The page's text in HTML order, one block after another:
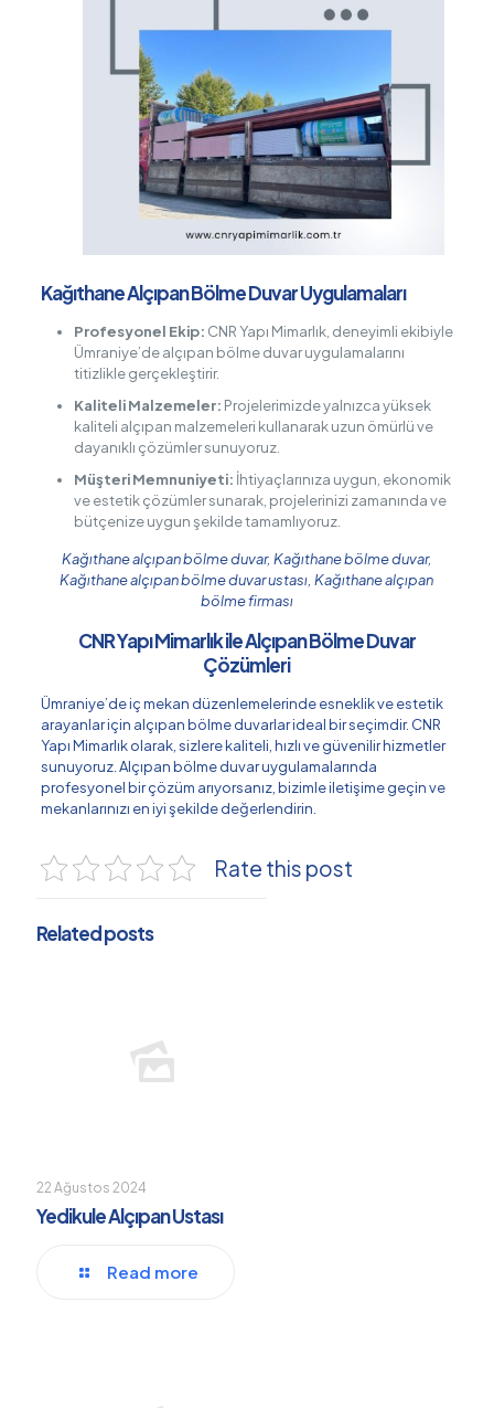
Kağıthane Alçıpan Bölme Duvar Uygulamaları
Profesyonel Ekip: CNR Yapı Mimarlık, deneyimli ekibiyle
Ümraniye’de alçıpan bölme duvar uygulamalarını
titizlikle gerçekleştirir.
Kaliteli Malzemeler: Projelerimizde yalnızca yüksek
kaliteli alçıpan malzemeleri kullanarak uzun ömürlü ve
dayanıklı çözümler sunuyoruz.
Müşteri Memnuniyeti: İhtiyaçlarınıza uygun, ekonomik
ve estetik çözümler sunarak, projelerinizi zamanında ve
bütçenize uygun şekilde tamamlıyoruz.
Kağıthane alçıpan bölme duvar, Kağıthane bölme duvar,
Kağıthane alçıpan bölme duvar ustası, Kağıthane alçıpan
bölme firması
CNR Yapı Mimarlık ile Alçıpan Bölme Duvar
Çözümleri
Ümraniye’de iç mekan düzenlemelerinde esneklik ve estetik
arayanlar için alçıpan bölme duvarlar ideal bir seçimdir. CNR
Yapı Mimarlık olarak, sizlere kaliteli, hızlı ve güvenilir hizmetler
sunuyoruz. Alçıpan bölme duvar uygulamalarında
profesyonel bir çözüm arıyorsanız, bizimle iletişime geçin ve
mekanlarınızı en iyi şekilde değerlendirin.
Rate this post
Related posts
22 Ağustos 2024
Yedikule Alçıpan Ustası
Read more